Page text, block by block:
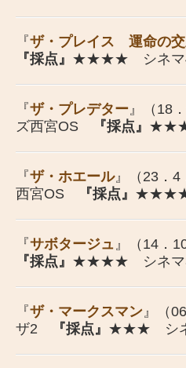
『ザ・プレイス 運命の交
『採点』 ★★★★ シネマ
『ザ・プレデター 』（18
ズ西宮OS
『採点』 ★★★
『ザ・ホエール』（23．4
西宮OS
『採点』
『サボタージュ 』（14．
『採点』 ★★★★ シネマ
『ザ・マークスマン 』（
ザ2
『採点』 ★★★ シネ